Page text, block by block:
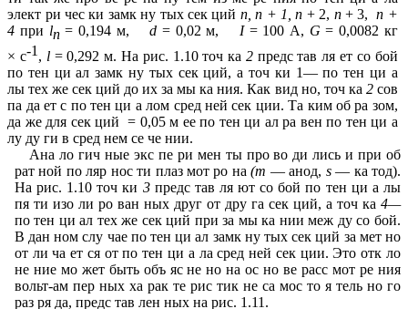
элект ри чес ки замк ну тых сек ций п, п + 1, n + 2, n+ 3,п +
4 при ln= 0,194 м,d = 0,02 м, I= 100 А, G = 0,0082 кг
× с-1 , l= 0,292 м. На рис. 1.10 точ ка 2 предс тав ля ет со бой
по тен ци ал замк ну тых сек ций, а точ ки 1— по тен ци а
лы тех же сек ций до их за мы ка ния. Как вид но, точ ка 2 сов
па да ет с по тен ци а лом сред ней сек ции. Та ким об ра зом,
да же для сек ций = 0,05 м ее по тен ци ал ра вен по тен ци а
лу ду ги в сред нем се че нии.
Ана ло гич ные экс пе ри мен ты про во ди лись и при об
рат ной по ляр нос ти плаз мот ро на(т — анод, s— ка тод).
На рис. 1.10 точ ки 3 предс тав ля ют со бой по тен ци а лы
пя ти изо ли ро ван ных друг от дру га сек ций, а точ ка 4—
по тен ци ал тех же сек ций при за мы ка нии меж ду со бой.
В дан ном слу чае по тен ци ал замк ну тых сек ций за мет но
от ли ча ет ся от по тен ци а ла сред ней сек ции. Это отк ло
не ние мо жет быть объ яс не но на ос но ве расс мот ре ния
вольт-ам пер ных ха рак те рис тик не са мос то я тель но го
раз ря да, предс тав лен ных на рис. 1.11.